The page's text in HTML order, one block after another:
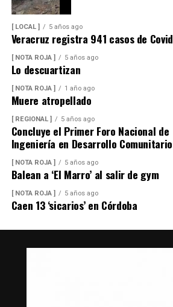
[ LOCAL ] 5 años ago
Veracruz registra 941 casos de Covid
[ NOTA ROJA ] 5 años ago
Lo descuartizan
[ NOTA ROJA ] 1 año ago
Muere atropellado
[ REGIONAL ] 5 años ago
Concluye el Primer Foro Nacional de
Ingeniería en Desarrollo Comunitario
[ NOTA ROJA ] 5 años ago
Balean a ‘El Marro’ al salir de gym
[ NOTA ROJA ] 5 años ago
Caen 13 ‘sicarios’ en Córdoba